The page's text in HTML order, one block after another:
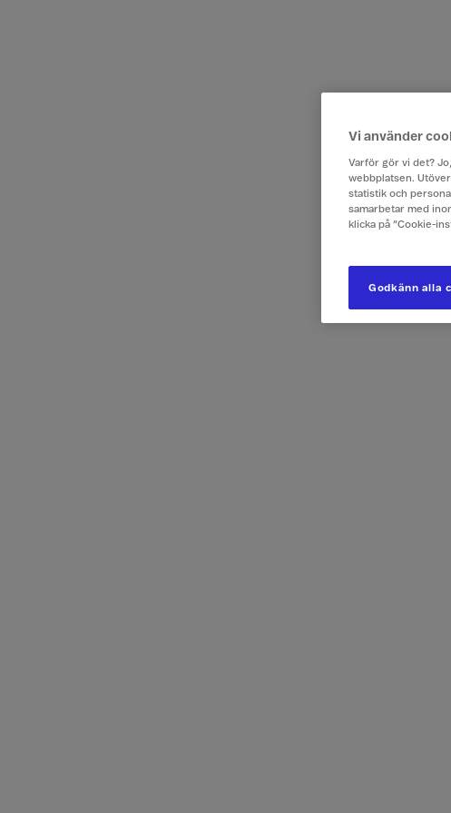
Vi använder
Varför gör vi det?
webbplatsen.
statistik och
samarbetar med
klicka på ”Cookie-
Godkänn alla